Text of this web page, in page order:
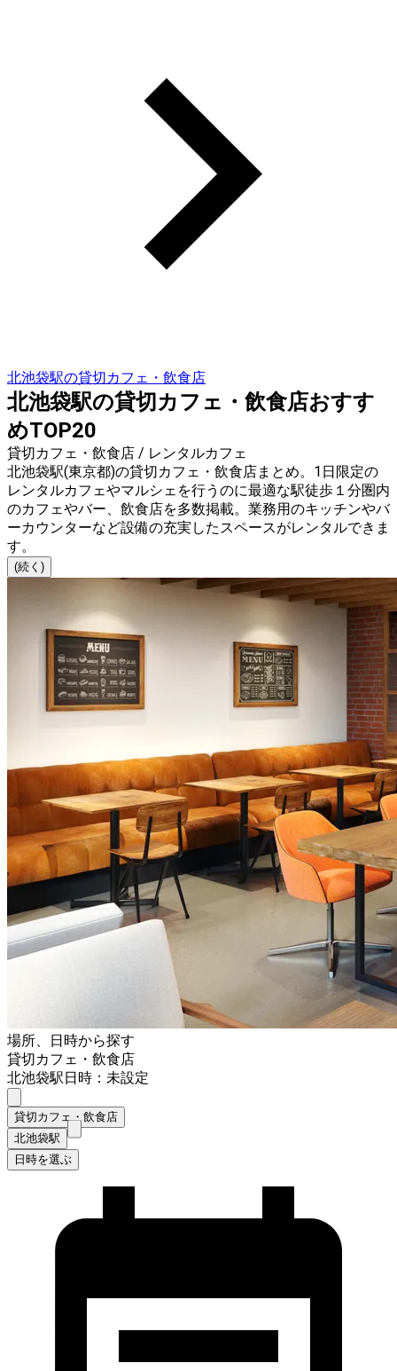
北池袋駅の貸切カフェ・飲食店
北池袋駅の貸切カフェ・飲食店おすす
めTOP20
貸切カフェ・飲食店 / レンタルカフェ
北池袋駅(東京都)の貸切カフェ・飲食店まとめ。1日限定の
レンタルカフェやマルシェを行うのに最適な駅徒歩１分圏内
のカフェやバー、飲食店を多数掲載。業務用のキッチンやバ
ーカウンターなど設備の充実したスペースがレンタルできま
す。
(続く)
場所、日時から探す
貸切カフェ・飲食店
北池袋駅日時：未設定
貸切カフェ・飲食店
北池袋駅
日時を選ぶ